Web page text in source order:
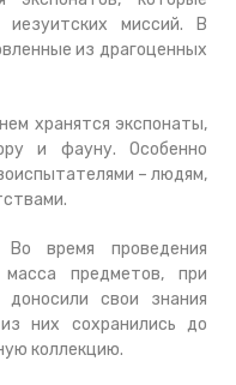
миссий. В
из драгоценных
хранятся экспонаты,
и фауну. Особенно
– людям,
Во время проведения
предметов, при
свои знания
них сохранились до
коллекцию.